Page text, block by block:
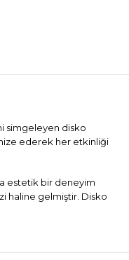
simgeleyen disko
ederek her etkinliği
estetik bir deneyim
haline gelmiştir. Disko